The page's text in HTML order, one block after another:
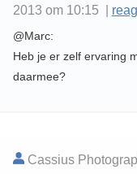
2013 om 10:15 |
@Marc:
Heb je er zelf ervaring
daarmee?
Cassius